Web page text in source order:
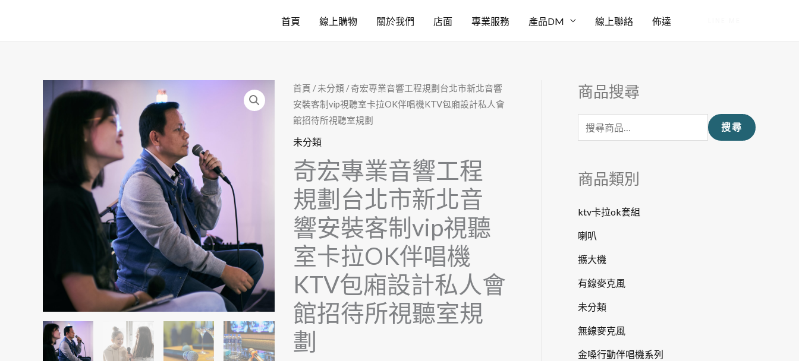
主
首頁 線上購物 關於我們 店面 專業服務 產品DM 線上聯絡 佈達
首頁 /未分類 / 奇宏專業音響工程規劃台北市新北音響
安裝客制vip視聽室卡拉OK伴唱機KTV包廂設計私人會
館招待所視聽室規劃
未分類
奇宏專業音響工程
規劃台北市新北音
響安裝客制vip視聽
室卡拉OK伴唱機
KTV包廂設計私人會
館招待所視聽室規
劃
商品搜尋
搜
關
搜尋
商品類別
ktv卡拉ok套組
喇叭
擴大機
有線麥克風
未分類
無線麥克風
金嗓行動伴唱機系列